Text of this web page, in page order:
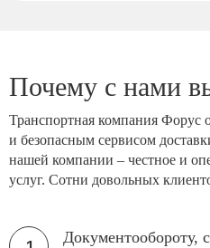
Почему с нами
Транспортная компания Форус
и безопасным сервисом
нашей компании – честное и
услуг. Сотни довольных
Документообороту,